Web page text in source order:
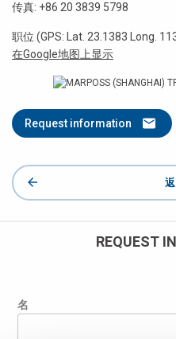
传真: +86 20 3839 5798
职位 (GPS: Lat. 23.1383 Long.
在Google地图上显示
Request information
REQUEST
名